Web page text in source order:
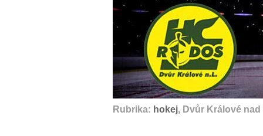
Rubrika: hokej, Dvůr Králové